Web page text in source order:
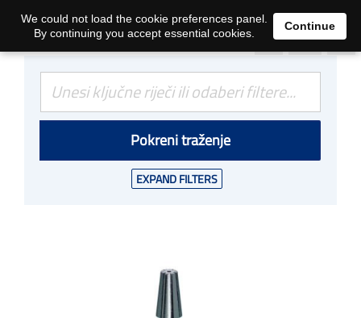
0
Pokreni traženje
EXPAND FILTERS
We could not load the cookie preferences panel.
By continuing you accept essential cookies.
Continue